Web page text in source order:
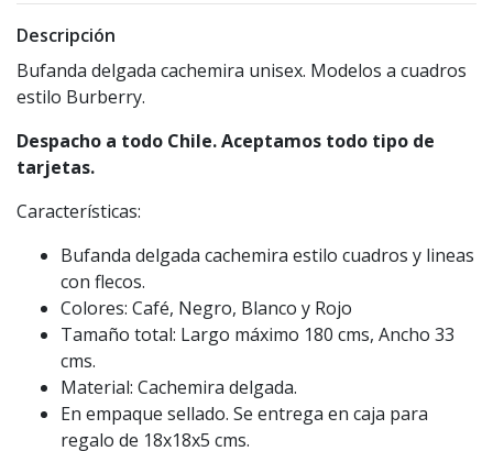
Descripción
Bufanda delgada cachemira unisex. Modelos a cuadros
estilo Burberry.
Despacho a todo Chile. Aceptamos todo tipo de
tarjetas.
Características:
Bufanda delgada cachemira estilo cuadros y lineas
con flecos.
Colores: Café, Negro, Blanco y Rojo
Tamaño total: Largo máximo 180 cms, Ancho 33
cms.
Material: Cachemira delgada.
En empaque sellado. Se entrega en caja para
regalo de 18x18x5 cms.